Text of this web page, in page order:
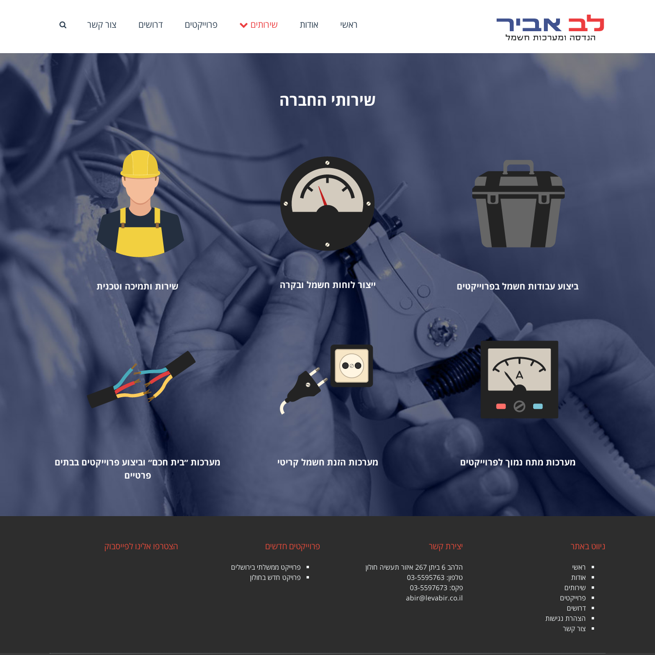
ראשי אודות שירותים פרוייקטים דרושים צור קשר
שירותי החברה
ביצוע עבודות חשמל בפרוייקטים ייצור לוחות חשמל ובקרה שירות ותמיכה וטכנית
מערכות מתח נמוך לפרוייקטים מערכות הזנת חשמל קריטי
מערכות ״בית חכם״ וביצוע פרוייקטים בבתים
פרטיים
ניווט באתר
ראשי
אודות
שירותים
פרוייקטים
דרושים
הצהרת נגישות
צור קשר
יצירת קשר
הלהב 6 ביתן 267 איזור תעשיה חולון
טלפון: 03-5595763
פקס: 03-5597673
abir@levabir.co.il
פרוייקטים חדשים
פרוייקט ממשלתי בירושלים
פרויקט חדש בחולון
הצטרפו אלינו לפייסבוק